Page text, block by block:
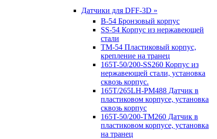
Датчики для DFF-3D »
B-54 Бронзовый корпус
SS-54 Корпус из нержавеющей
стали
TM-54 Пластиковый корпус,
крепление на транец
165T-50/200-SS260 Корпус из
нержавеющей стали, установка
сквозь корпус.
165T/265LH-PM488 Датчик в
пластиковом корпусе, установка
сквозь корпус
165T-50/200-TM260 Датчик в
пластиковом корпусе, установка
на транец